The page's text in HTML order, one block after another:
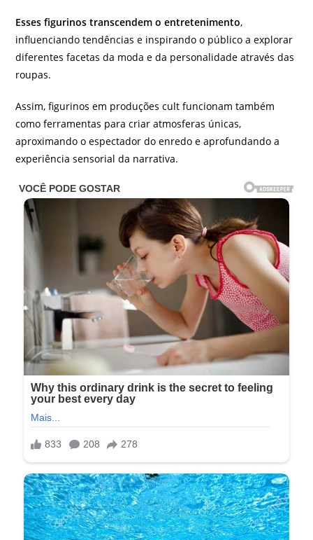
Esses figurinos transcendem o entretenimento,
influenciando tendências e inspirando o público a explorar
diferentes facetas da moda e da personalidade através das
roupas.
Assim, figurinos em produções cult funcionam também
como ferramentas para criar atmosferas únicas,
aproximando o espectador do enredo e aprofundando a
experiência sensorial da narrativa.